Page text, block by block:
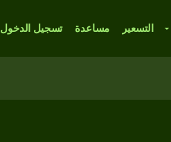
التسعير مساعدة تسجيل الدخول